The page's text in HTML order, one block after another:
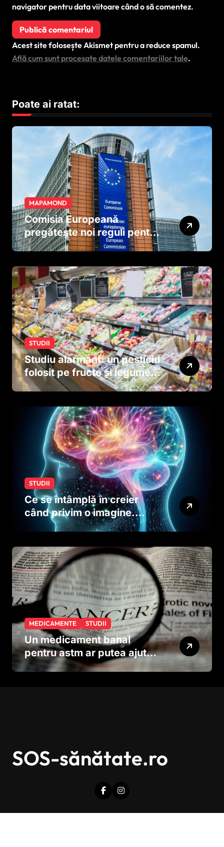
navigator pentru data viitoare când o să comentez.
Acest site folosește Akismet pentru a reduce spamul.
Află cum sunt procesate datele comentariilor tale.
Poate ai ratat:
MAPAMOND
Comisia Europeană
pregătește noi reguli pentru
tutun și țigările electronice
STUDII
Studiu alarmant: un pesticid
folosit pe fructe și legume
ar putea afecta dezvoltarea
dinainte de naștere
STUDII
Ce se întâmplă în creier
când privim o imagine.
Studiul care explică rolul
MEDICAMENTE STUDII
Un medicament banal
pentru astm ar putea ajuta
în lupta împotriva
SOS-sănătate.ro